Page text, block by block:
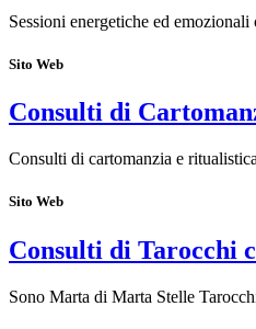
Sessioni energetiche ed
Sito Web
Consulti di
Consulti di cartomanzia e ritualistica
Sito Web
Consulti di Tarocchi
Sono Marta di Marta Stelle